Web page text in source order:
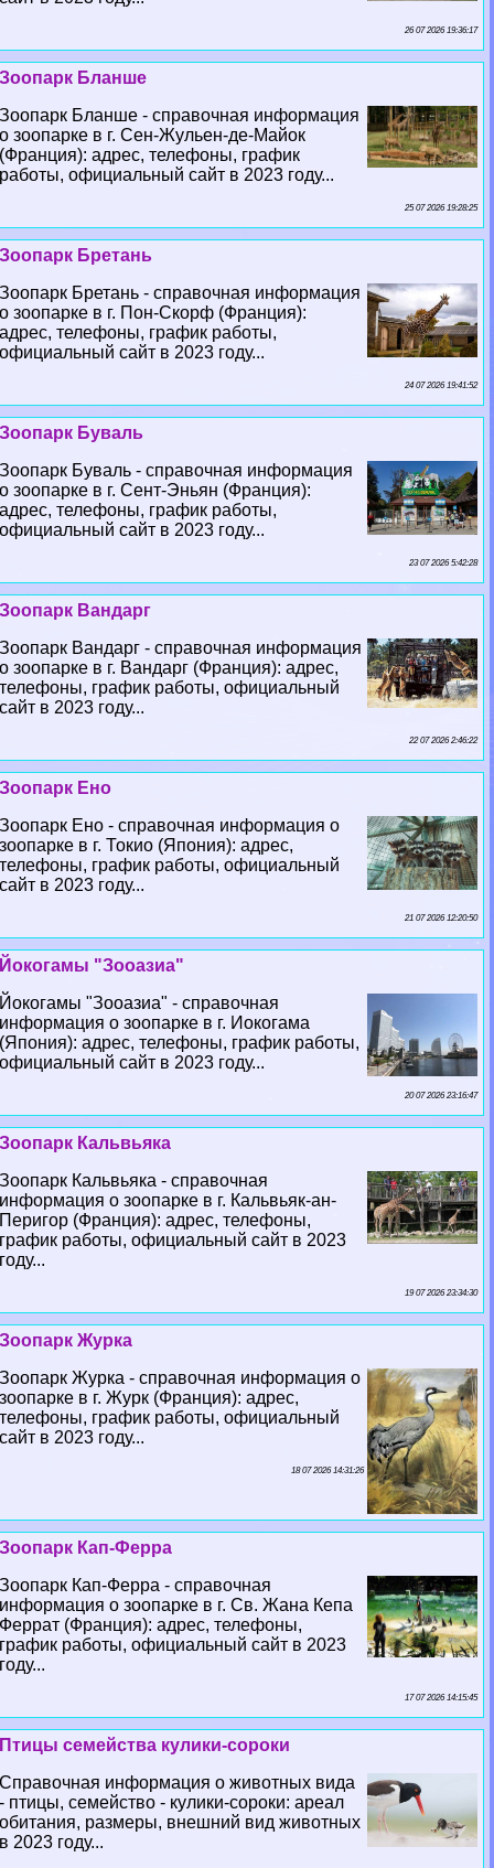
26 07 2026 19:36:17
Зоопарк Бланше
Зоопарк Бланше - справочная информация
о зоопарке в г. Сен-Жульен-де-Майок
(Франция): адрес, телефоны, график
работы, официальный сайт в 2023 году...
25 07 2026 19:28:25
Зоопарк Бретань
Зоопарк Бретань - справочная информация
о зоопарке в г. Пон-Скорф (Франция):
адрес, телефоны, график работы,
официальный сайт в 2023 году...
24 07 2026 19:41:52
Зоопарк Буваль
Зоопарк Буваль - справочная информация
о зоопарке в г. Сент-Эньян (Франция):
адрес, телефоны, график работы,
официальный сайт в 2023 году...
23 07 2026 5:42:28
Зоопарк Вандарг
Зоопарк Вандарг - справочная информация
о зоопарке в г. Вандарг (Франция): адрес,
телефоны, график работы, официальный
сайт в 2023 году...
22 07 2026 2:46:22
Зоопарк Ено
Зоопарк Ено - справочная информация о
зоопарке в г. Токио (Япония): адрес,
телефоны, график работы, официальный
сайт в 2023 году...
21 07 2026 12:20:50
Йокогамы "Зооазиа"
Йокогамы "Зооазиа" - справочная
информация о зоопарке в г. Иокогама
(Япония): адрес, телефоны, график работы,
официальный сайт в 2023 году...
20 07 2026 23:16:47
Зоопарк Кальвьяка
Зоопарк Кальвьяка - справочная
информация о зоопарке в г. Кальвьяк-ан-
Перигор (Франция): адрес, телефоны,
график работы, официальный сайт в 2023
году...
19 07 2026 23:34:30
Зоопарк Журка
Зоопарк Журка - справочная информация о
зоопарке в г. Журк (Франция): адрес,
телефоны, график работы, официальный
сайт в 2023 году...
18 07 2026 14:31:26
Зоопарк Кап-Ферра
Зоопарк Кап-Ферра - справочная
информация о зоопарке в г. Св. Жана Кепа
Феррат (Франция): адрес, телефоны,
график работы, официальный сайт в 2023
году...
17 07 2026 14:15:45
Птицы семейства кулики-сороки
Справочная информация о животных вида
- птицы, семейство - кулики-сороки: ареал
обитания, размеры, внешний вид животных
в 2023 году...